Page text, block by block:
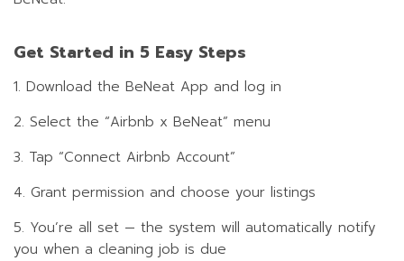
Get Started in 5 Easy Steps
1. Download the BeNeat App and log in
2. Select the “Airbnb x BeNeat” menu
3. Tap “Connect Airbnb Account”
4. Grant permission and choose your listings
5. You’re all set — the system will automatically notify
you when a cleaning job is due